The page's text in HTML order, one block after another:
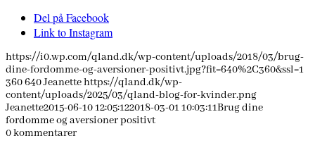
Del på Facebook
Link to Instagram
https://i0.wp.com/qland.dk/wp-content/uploads/2018/03/brug-
dine-fordomme-og-aversioner-positivt.jpg?fit=640%2C360&ssl=1
360640Jeanettehttps://qland.dk/wp-
content/uploads/2025/03/qland-blog-for-kvinder.png
Jeanette2015-06-10 12:05:122018-03-01 10:03:11Brug dine
fordomme og aversioner positivt
0kommentarer